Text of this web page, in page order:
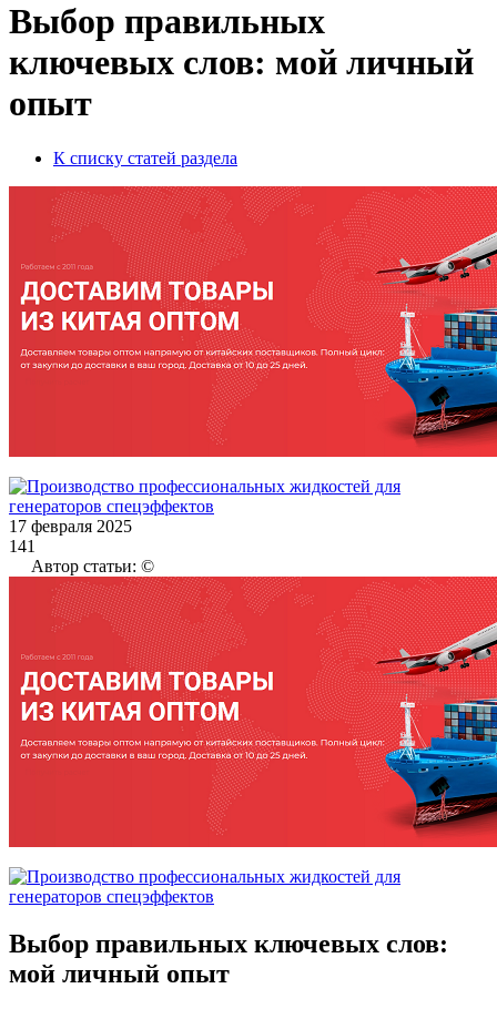
Выбор правильных
ключевых слов: мой личный
опыт
К списку статей раздела
17 февраля 2025
141
Автор статьи: ©
Выбор правильных ключевых слов:
мой личный опыт